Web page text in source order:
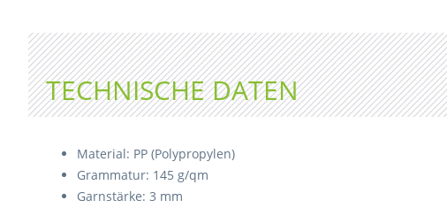
TECHNISCHE DATEN
Material: PP (Polypropylen)
Grammatur: 145 g/qm
Garnstärke: 3 mm